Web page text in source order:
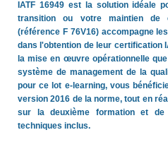
IATF 16949 est la solution idéale
transition ou votre maintien de
(référence F 76V16) accompagne
dans l'obtention de leur certification
la mise en œuvre opérationnelle
système de management de la
pour ce lot e-learning, vous
version 2016 de la norme, tout en
sur la deuxième formation et
techniques inclus.